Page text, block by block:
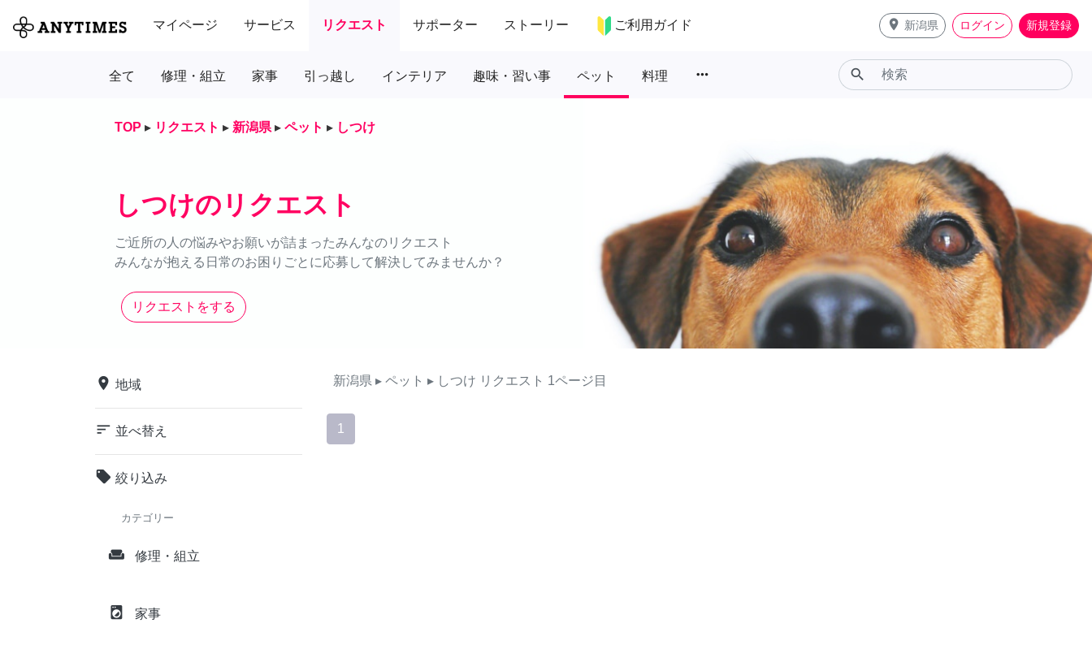
マイページ サービス リクエスト サポーター ストーリー ご利用ガイド place 新潟県 ログイン 新規登録
全て 修理・組立 家事 引っ越し インテリア 趣味・習い事 ペット 料理 more_horiz search
TOP ▸ リクエスト ▸ 新潟県 ▸ ペット ▸ しつけ
しつけのリクエスト
ご近所の人の悩みやお願いが詰まったみんなのリクエスト
みんなが抱える日常のお困りごとに応募して解決してみませんか？
リクエストをする
place 地域
sort 並べ替え
local_offer 絞り込み
カテゴリー
weekend 修理・組立
local_laundry_service 家事
新潟県 ▸ ペット ▸ しつけ リクエスト 1ページ目
1